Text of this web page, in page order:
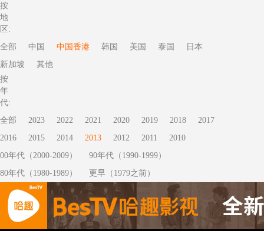
按
地
区:
全部
中国 中国香港 韩国 美国 泰国
日本
新加坡
其他
按
年
代:
全部
2023 2022 2021 2020 2019 2018
2017
2016
2015 2014 2013 2012 2011
2010
00年代（2000-2009）
90年代（1990-1999）
80年代（1980-1989）
更早（1979之前）